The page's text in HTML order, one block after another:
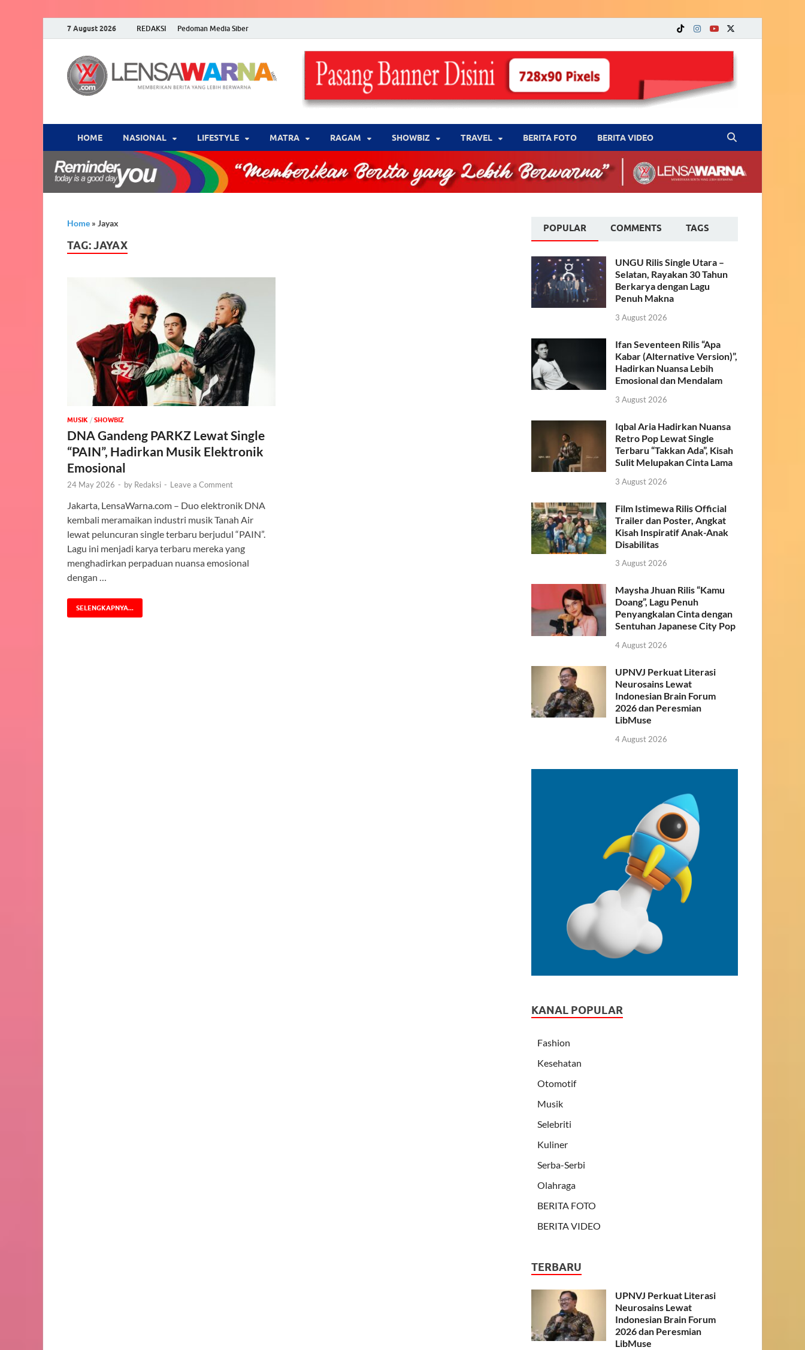
7 August 2026 REDAKSI Pedoman Media Siber
LENSA WARNA .com
Memberikan Berita yang Lebih Berwarna
HOME NASIONAL ‎LIFESTYLE MATRA ‎RAGAM ‎SHOWBIZ ‎TRAVEL BERITA FOTO BERITA VIDEO
Home » Jayax
TAG:JAYAX
MUSIK / ‎SHOWBIZ
DNA Gandeng PARKZ Lewat Single
“PAIN”, Hadirkan Musik Elektronik
Emosional
24 May 2026 - by Redaksi - Leave a Comment
Jakarta, LensaWarna.com – Duo elektronik DNA
kembali meramaikan industri musik Tanah Air
lewat peluncuran single terbaru berjudul “PAIN”.
Lagu ini menjadi karya terbaru mereka yang
menghadirkan perpaduan nuansa emosional
dengan …
SELENGKAPNYA...
POPULAR COMMENTS TAGS
UNGU Rilis Single Utara –
Selatan, Rayakan 30 Tahun
Berkarya dengan Lagu
Penuh Makna
3 August 2026
Ifan Seventeen Rilis “Apa
Kabar (Alternative Version)”,
Hadirkan Nuansa Lebih
Emosional dan Mendalam
3 August 2026
Iqbal Aria Hadirkan Nuansa
Retro Pop Lewat Single
Terbaru “Takkan Ada”, Kisah
Sulit Melupakan Cinta Lama
3 August 2026
Film Istimewa Rilis Official
Trailer dan Poster, Angkat
Kisah Inspiratif Anak-Anak
Disabilitas
3 August 2026
Maysha Jhuan Rilis “Kamu
Doang”, Lagu Penuh
Penyangkalan Cinta dengan
Sentuhan Japanese City Pop
4 August 2026
UPNVJ Perkuat Literasi
Neurosains Lewat
Indonesian Brain Forum
2026 dan Peresmian
LibMuse
4 August 2026
KANAL POPULAR
Fashion
Kesehatan
Otomotif
Musik
Selebriti
Kuliner
Serba-Serbi
Olahraga
BERITA FOTO
BERITA VIDEO
TERBARU
UPNVJ Perkuat Literasi
Neurosains Lewat
Indonesian Brain Forum
2026 dan Peresmian
LibMuse